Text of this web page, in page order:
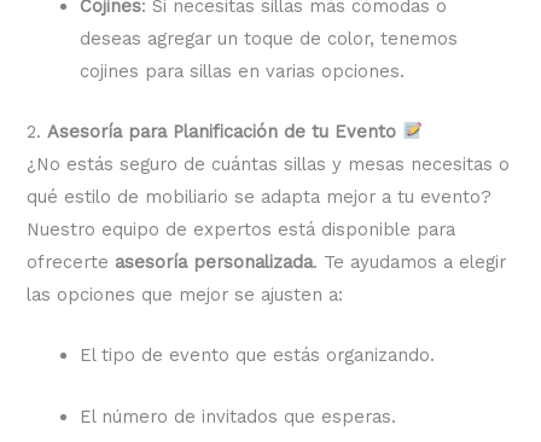
Cojines: Si necesitas sillas más cómodas o
deseas agregar un toque de color, tenemos
cojines para sillas en varias opciones.
2.Asesoría para Planificación de tu Evento
¿No estás seguro de cuántas sillas y mesas necesitas o
qué estilo de mobiliario se adapta mejor a tu evento?
Nuestro equipo de expertos está disponible para
ofrecerte asesoría personalizada. Te ayudamos a elegir
las opciones que mejor se ajusten a:
El tipo de evento que estás organizando.
El número de invitados que esperas.